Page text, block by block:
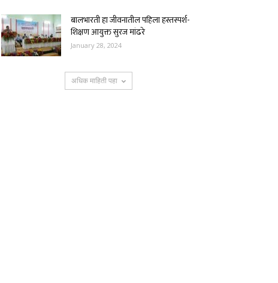
बालभारती हा जीवनातील पहिला हस्तस्पर्श-
शिक्षण आयुक्त सुरज मांढरे
January 28, 2024
अधिक माहिती पहा